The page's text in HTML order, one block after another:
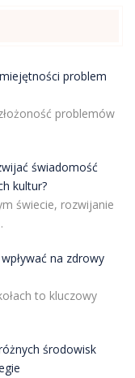
problem
problemów
świadomość
kultur?
świecie, rozwijanie
na zdrowy
to kluczowy
środowisk